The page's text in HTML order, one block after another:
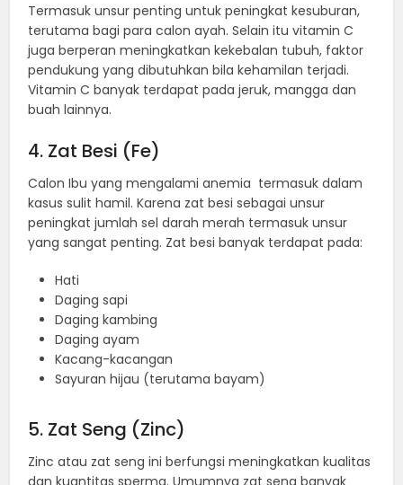
Termasuk unsur penting untuk peningkat kesuburan,
terutama bagi para calon ayah. Selain itu vitamin C
juga berperan meningkatkan kekebalan tubuh, faktor
pendukung yang dibutuhkan bila kehamilan terjadi.
Vitamin C banyak terdapat pada jeruk, mangga dan
buah lainnya.
4. Zat Besi (Fe)
Calon Ibu yang mengalami anemia termasuk dalam
kasus sulit hamil. Karena zat besi sebagai unsur
peningkat jumlah sel darah merah termasuk unsur
yang sangat penting. Zat besi banyak terdapat pada:
Hati
Daging sapi
Daging kambing
Daging ayam
Kacang-kacangan
Sayuran hijau (terutama bayam)
5. Zat Seng (Zinc)
Zinc atau zat seng ini berfungsi meningkatkan kualitas
dan kuantitas sperma. Umumnya zat seng banyak